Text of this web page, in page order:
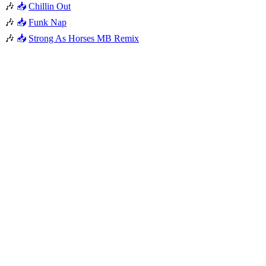
🎶 📥 Chillin Out
🎶 📥 Funk Nap
🎶 📥 Strong As Horses MB Remix